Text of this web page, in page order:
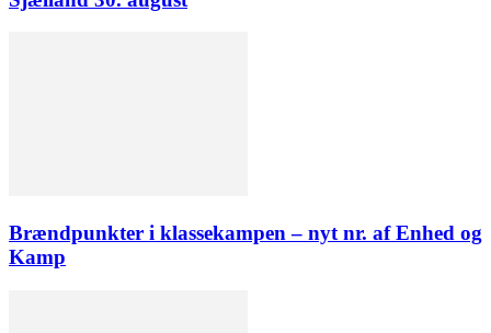
Brændpunkter i klassekampen – nyt nr. af Enhed og
Kamp